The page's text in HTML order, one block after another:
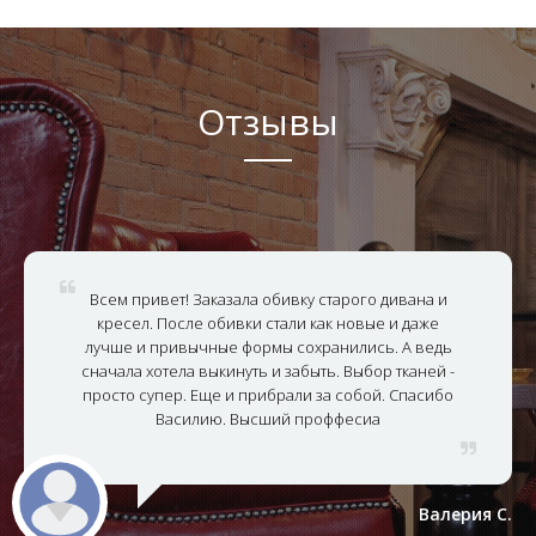
Отзывы
Всем привет! Заказала обивку старого дивана и
кресел. После обивки стали как новые и даже
лучше и привычные формы сохранились. А ведь
сначала хотела выкинуть и забыть. Выбор тканей -
просто супер. Еще и прибрали за собой. Спасибо
Василию. Высший проффесиа
Валерия С.